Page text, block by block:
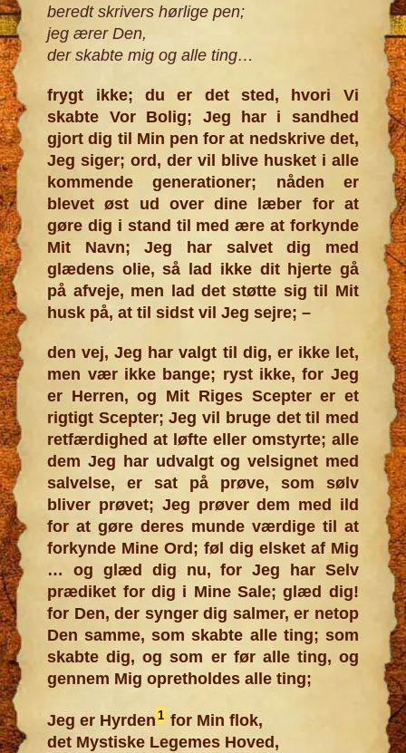
beredt skrivers hørlige pen;
jeg ærer Den,
der skabte mig og alle ting…
frygt ikke; du er det sted, hvori Vi
skabte Vor Bolig; Jeg har i sandhed
gjort dig til Min pen for at nedskrive det,
Jeg siger; ord, der vil blive husket i alle
kommende generationer; nåden er
blevet øst ud over dine læber for at
gøre dig i stand til med ære at forkynde
Mit Navn; Jeg har salvet dig med
glædens olie, så lad ikke dit hjerte gå
på afveje, men lad det støtte sig til Mit
husk på, at til sidst vil Jeg sejre; –
den vej, Jeg har valgt til dig, er ikke let,
men vær ikke bange; ryst ikke, for Jeg
er Herren, og Mit Riges Scepter er et
rigtigt Scepter; Jeg vil bruge det til med
retfærdighed at løfte eller omstyrte; alle
dem Jeg har udvalgt og velsignet med
salvelse, er sat på prøve, som sølv
bliver prøvet; Jeg prøver dem med ild
for at gøre deres munde værdige til at
forkynde Mine Ord; føl dig elsket af Mig
… og glæd dig nu, for Jeg har Selv
prædiket for dig i Mine Sale; glæd dig!
for Den, der synger dig salmer, er netop
Den samme, som skabte alle ting; som
skabte dig, og som er før alle ting, og
gennem Mig opretholdes alle ting;
Jeg er Hyrden1 for Min flok,
det Mystiske Legemes Hoved,